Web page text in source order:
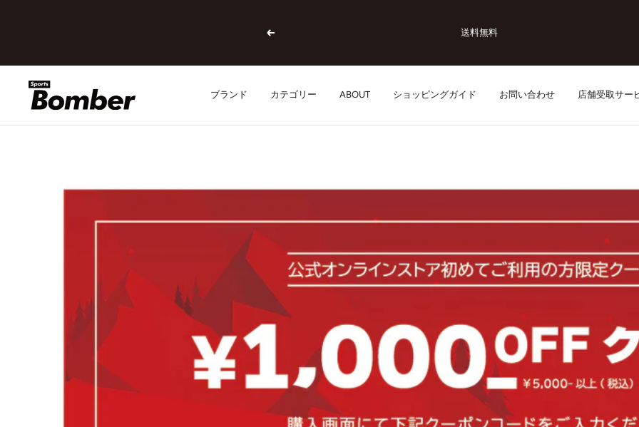
戻
安心の日本正規保証
ブランド カテゴリー ABOUT ショッピングガイド お問い合わせ 店舗受取サー
SPORTSBOMBER